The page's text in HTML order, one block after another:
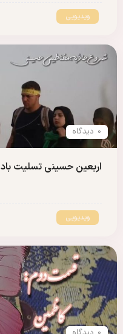
ویدیویی
0 دیدگاه
اربعین حسینی تسلیت باد
ویدیویی